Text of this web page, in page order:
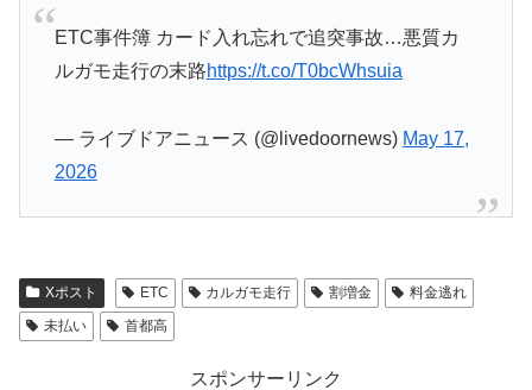
ETC事件簿 カード入れ忘れで追突事故…悪質カ
ルガモ走行の末路https://t.co/T0bcWhsuia
— ライブドアニュース (@livedoornews) May 17,
2026
Xポスト ETC カルガモ走行 割増金
料金逃れ
未払い
首都高
スポンサーリンク